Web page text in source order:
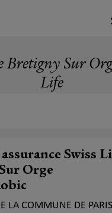
Bretigny Sur
Life
Swiss
Orge
LA COMMUNE DE PARIS